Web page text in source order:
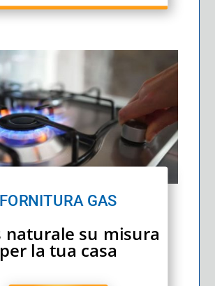
FORNITURA GAS
naturale su misura
per la tua casa